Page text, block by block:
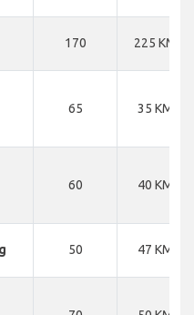
170 225 KM
65 35 KM
60 40 KM
50 47 KM